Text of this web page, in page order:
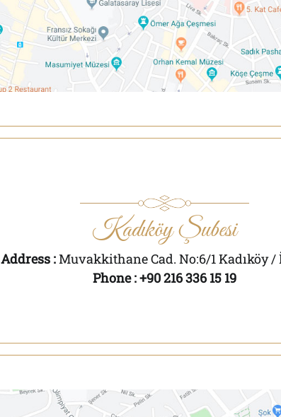
Kadıköy Şubesi
Address :Muvakkithane Cad. No:6/1 Kadıköy
Phone : +90 216 336 15 19